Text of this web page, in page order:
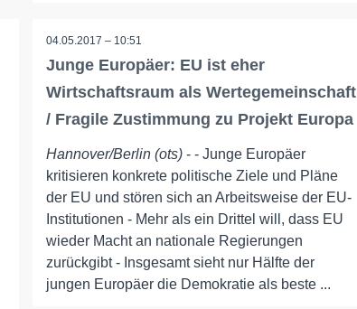
04.05.2017 – 10:51
Junge Europäer: EU ist eher
Wirtschaftsraum als Wertegemeinschaft
/ Fragile Zustimmung zu Projekt Europa
Hannover/Berlin (ots)- - Junge Europäer
kritisieren konkrete politische Ziele und Pläne
der EU und stören sich an Arbeitsweise der EU-
Institutionen - Mehr als ein Drittel will, dass EU
wieder Macht an nationale Regierungen
zurückgibt - Insgesamt sieht nur Hälfte der
jungen Europäer die Demokratie als beste ...